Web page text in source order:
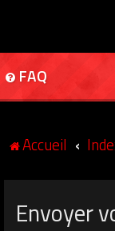
FAQ
Accueil
Envoyer